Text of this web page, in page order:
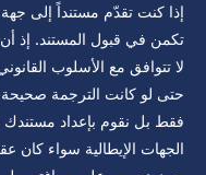
إذا كنت تقدّم مستنداً إلى جهة
تكمن في قبول المستند. إذ
لا تتوافق مع الأسلوب
فقط بل نقوم بإعداد مستندك
الجهات الإيطالية سواء كان